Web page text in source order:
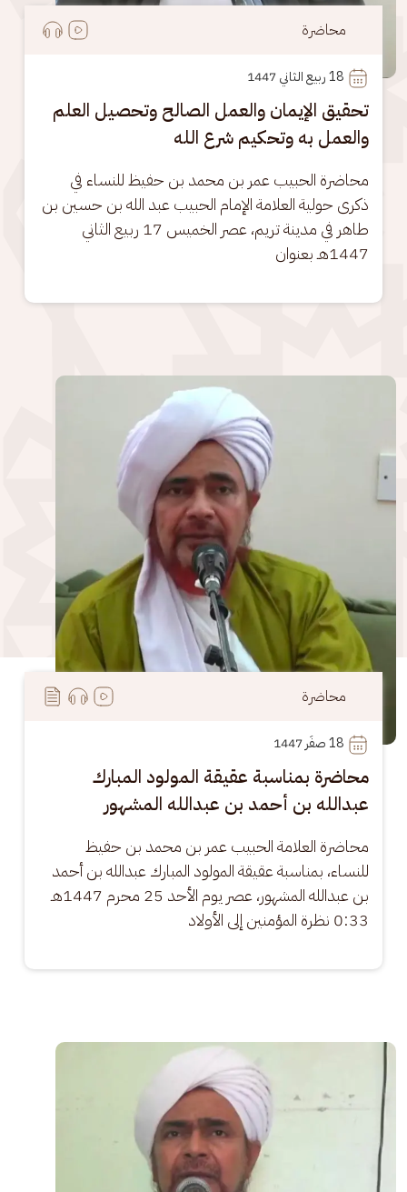
محاضرة
18
تحقيق الإيمان والعمل الصالح وتحصيل العلم
والعمل به وتحكيم شرع الله
محاضرة الحبيب عمر بن محمد بن حفيظ للنساء في
ذكرى حولية العلامة الإمام الحبيب عبد الله بن حسين بن
طاهر في مدينة تريم، عصر الخميس 17 ربيع الثاني
1447هـ بعنوان
الصورة
محاضرة
18
محاضرة بمناسبة عقيقة المولود المبارك
عبدالله بن أحمد بن عبدالله المشهور
محاضرة العلامة الحبيب عمر بن محمد بن حفيظ
للنساء، بمناسبة عقيقة المولود المبارك عبدالله بن أحمد
بن عبدالله المشهور، عصر يوم الأحد 25 محرم 1447هـ
0:33 نظرة المؤمنين إلى الأولاد
الصورة